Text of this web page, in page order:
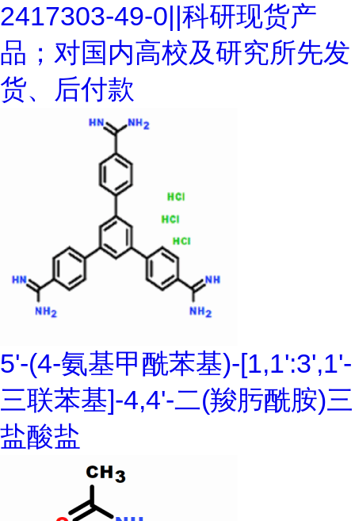
2417303-49-0||科研现货产
品；对国内高校及研究所先发
货、后付款
5'-(4-氨基甲酰苯基)-[1,1':3',1'-
三联苯基]-4,4'-二(羧肟酰胺)三
盐酸盐